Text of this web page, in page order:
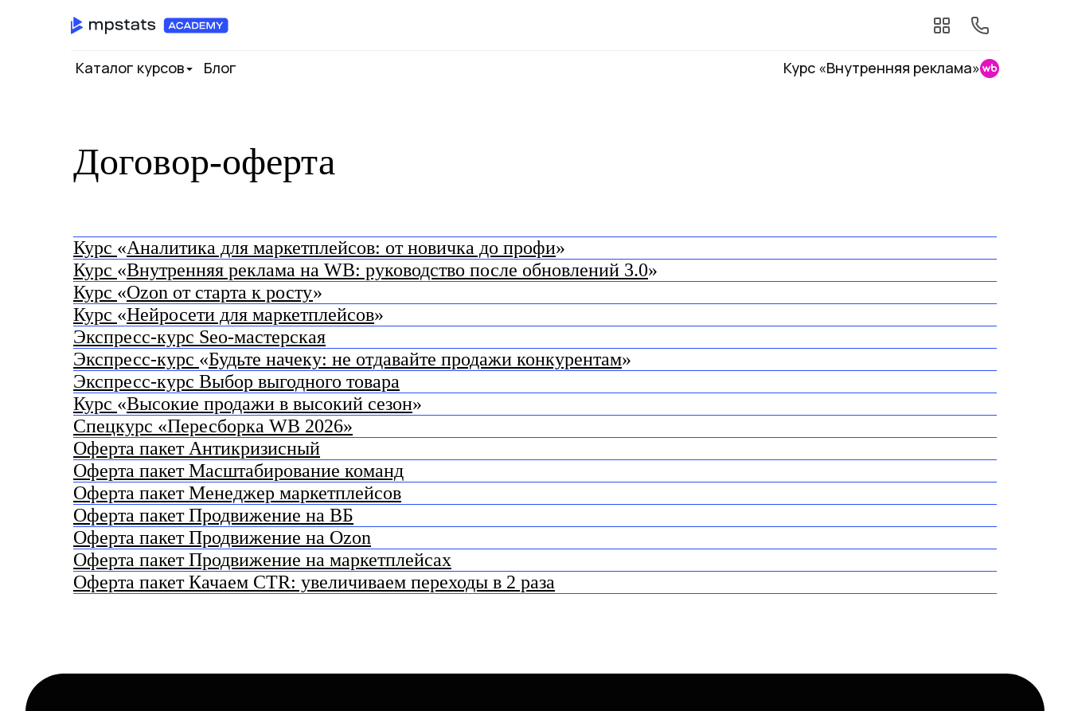
Каталог курсов Блог Курс «Внутренняя реклама»
Договор-оферта
Курс «Аналитика для маркетплейсов: от новичка до профи»
Курс «Внутренняя реклама на WB: руководство после обновлений 3.0»
Курс «Ozon от старта к росту»
Курс «Нейросети для маркетплейсов»
Экспресс-курс Seo-мастерская
Экспресс-курс «Будьте начеку: не отдавайте продажи конкурентам»
Экспресс-курс Выбор выгодного товара
Курс «Высокие продажи в высокий сезон»
Спецкурс «Пересборка WB 2026»
Оферта пакет Антикризисный
Оферта пакет Масштабирование команд
Оферта пакет Менеджер маркетплейсов
Оферта пакет Продвижение на ВБ
Оферта пакет Продвижение на Ozon
Оферта пакет Продвижение на маркетплейсах
Оферта пакет Качаем CTR: увеличиваем переходы в 2 раза